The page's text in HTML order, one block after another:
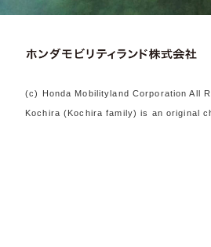
(c) Honda Mobilityland Corporation All
Kochira (Kochira family) is an original